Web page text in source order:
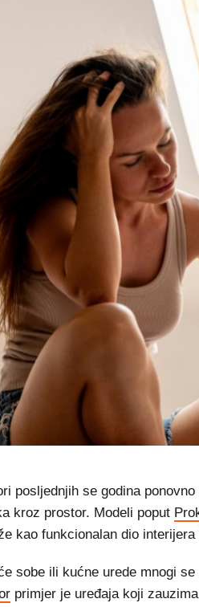
posljednjih se godina
kroz prostor. Modeli poput
kao funkcionalan dio
sobe ili kućne urede mnogi
primjer je uređaja koji